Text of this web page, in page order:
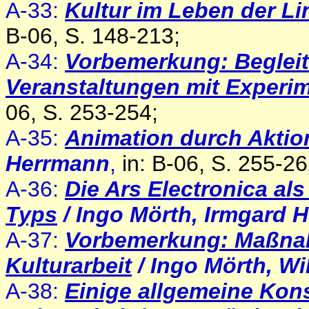
A-33: Kultur im Leben der
B-06, S. 148-213;
A-34: Vorbemerkung:
Veranstaltungen mit
06, S. 253-254;
A-35: Animation durch
Herrmann, in: B-06, S. 255-
A-36: Die Ars Electronica
Typs / Ingo Mörth, Irmgard
A-37: Vorbemerkung:
Kulturarbeit/ Ingo Mörth,
A-38: Einige allgemeine